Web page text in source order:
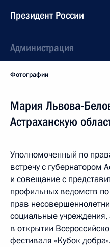
Президент России
Администрация
Фотографии
Мария Львова-
Астраханскую
Уполномоченный по
встречу с губернатором
и совещание с
профильных ведомств
прав
социальные учреждения,
в открытии
фестиваля «Кубок